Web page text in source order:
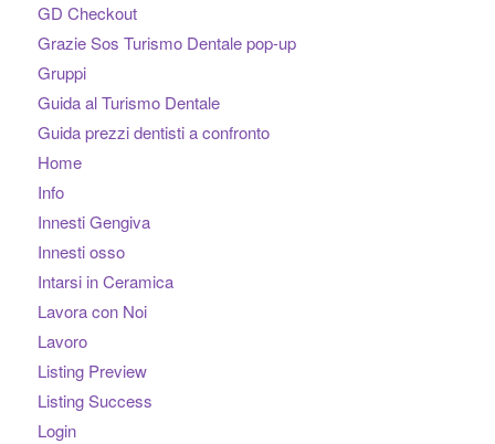
GD Checkout
Grazie Sos Turismo Dentale pop-up
Gruppi
Guida al Turismo Dentale
Guida prezzi dentisti a confronto
Home
Info
Innesti Gengiva
Innesti osso
Intarsi in Ceramica
Lavora con Noi
Lavoro
Listing Preview
Listing Success
Login